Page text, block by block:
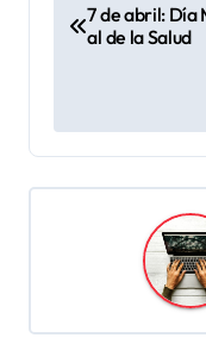
e
g
7 de abril: Día
al de la Salud